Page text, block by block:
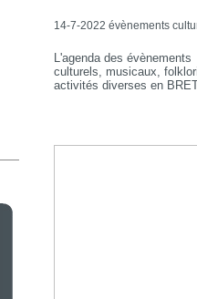
14-7-2022 évènements
L'agenda des évènements
culturels, musicaux,
activités diverses en